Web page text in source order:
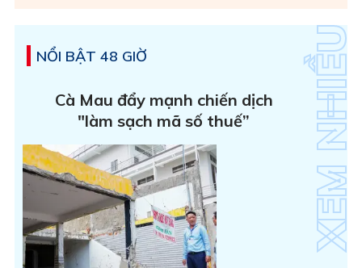
NỔI BẬT 48 GIỜ
Cà Mau đẩy mạnh chiến dịch
"làm sạch mã số thuế”